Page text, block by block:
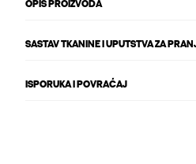
OPIS PROIZVODA
SASTAV TKANINE I UPUTSTVA ZA
ISPORUKA I POVRAĆAJ